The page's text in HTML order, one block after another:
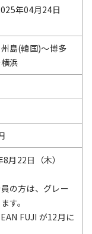
年04月24日
島(韓国)～博多
浜
22日（木）
の方は、グレー
す。
FUJI が12月に